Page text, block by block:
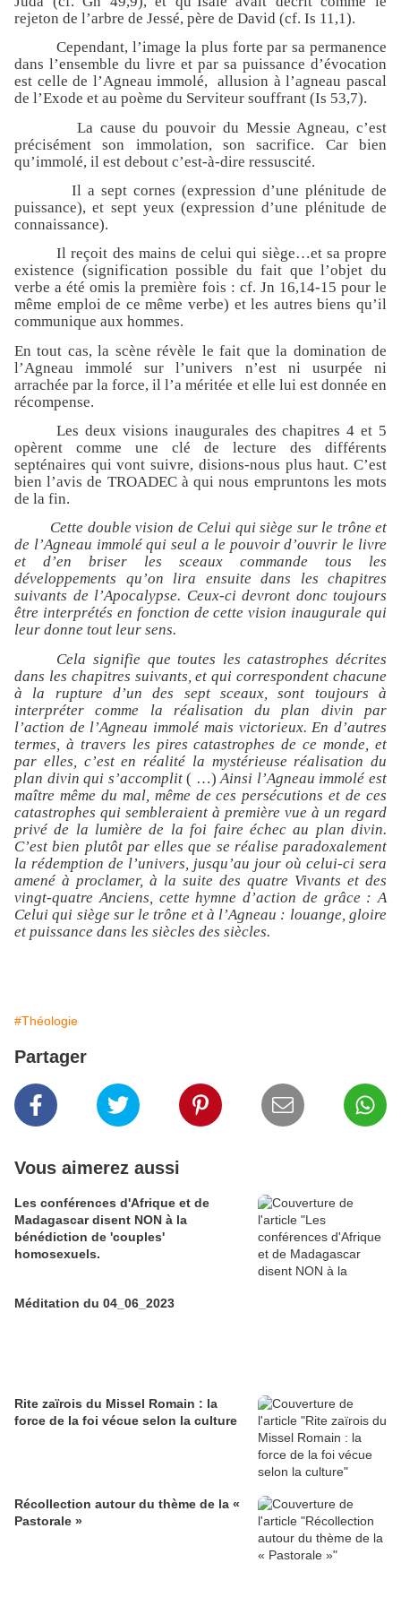
rejeton de l’arbre de Jessé, père de David (cf. Is 11,1).
Cependant, l’image la plus forte par sa permanence
dans l’ensemble du livre et par sa puissance d’évocation
est celle de l’Agneau immolé,
allusion à l’agneau pascal
de l’Exode et au poème du Serviteur souffrant (Is 53,7).
La cause du pouvoir du Messie Agneau, c’est
précisément son immolation, son sacrifice. Car bien
qu’immolé, il est debout c’est-à-dire ressuscité.
Il a sept cornes (expression d’une plénitude de
puissance), et sept yeux (expression d’une plénitude de
connaissance).
Il reçoit des mains de celui qui siège…et sa propre
existence (signification possible du fait que l’objet du
verbe a été omis la première fois : cf. Jn 16,14-15 pour le
même emploi de ce même verbe) et les autres biens qu’il
communique aux hommes.
En tout cas, la scène révèle le fait que la domination de
l’Agneau immolé sur l’univers n’est ni usurpée ni
arrachée par la force, il l’a méritée et elle lui est donnée en
récompense.
Les deux visions inaugurales des chapitres 4 et 5
opèrent comme une clé de lecture des différents
septénaires qui vont suivre, disions-nous plus haut. C’est
bien l’avis de TROADEC à qui nous empruntons les mots
de la fin.
Cette double vision de Celui qui siège sur le trône et
de l’Agneau immolé qui seul a le pouvoir d’ouvrir le livre
et d’en briser les sceaux commande tous les
développements qu’on lira ensuite dans les chapitres
suivants de l’Apocalypse. Ceux-ci devront donc toujours
être interprétés en fonction de cette vision inaugurale qui
leur donne tout leur sens.
Cela signifie que toutes les catastrophes décrites
dans les chapitres suivants, et qui correspondent chacune
à la rupture d’un des sept sceaux, sont toujours à
interpréter comme la réalisation du plan divin par
l’action de l’Agneau immolé mais victorieux. En d’autres
termes, à travers les pires catastrophes de ce monde, et
par elles, c’est en réalité la mystérieuse réalisation du
plan divin qui s’accomplit ( …)Ainsi l’Agneau immolé est
maître même du mal, même de ces persécutions et de ces
catastrophes qui sembleraient à première vue à un regard
privé de la lumière de la foi faire échec au plan divin.
C’est bien plutôt par elles que se réalise paradoxalement
la rédemption de l’univers, jusqu’au jour où celui-ci sera
amené à proclamer, à la suite des quatre Vivants et des
vingt-quatre Anciens, cette hymne d’action de grâce : A
Celui qui siège sur le trône et à l’Agneau : louange, gloire
et puissance dans les siècles des siècles.
#Théologie
Partager
Vous aimerez aussi
Les conférences d'Afrique et de
Madagascar disent NON à la
bénédiction de 'couples'
homosexuels.
Méditation du 04_06_2023
Rite zaïrois du Missel Romain : la
force de la foi vécue selon la culture
Récollection autour du thème de la «
Pastorale »